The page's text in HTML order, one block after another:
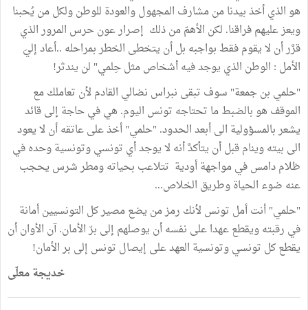
هو الذي أخذ بيدنا من مشارف المجهول والعودة للوطن ولكل من يُحبنا
ويعز عليهم فراقنا. لكن الأهمّ من ذلك إصرار عون حرس المرور الذي
قرَّر أن لا يقوم فقط بواجبه بل أن يتخطى الخطر بمراحله ..أعاد إليَ
الأمل : الوطن الذي يوجد فيه أشخاص مثل حِلمي" لن يندثر!
"حلمي بن جمعة" سوف تبقى نبراس نضالي القادم لأن تعاملك مع
الموقف هو بالضبط ما تحتاجه تونس اليوم. هي في حاجة إلى قائد
يشعر بالمسؤولية الى أبعد الحدود. "حلمي" أخذ على عاتقه أن لا يعود
الى بيته وينام قبل أن يتأكدَّ أنه لا يوجد أي تونسي وتونسية وحده في
ظلام دامس في مواجهة أودية تتلاعب بحياته ومطر شرس يحجب
عنه ضوء الحياة وطريق الخلاص...
"حلمي" أنت أمل تونس لأنك رمز من يضع مصير كل التونسيين أمانة
في رقبته ويقطع عهدا على نفسه أن يوصلهم إلى برّ الأمان. آن الأوان أن
يقطع كل تونسي وتونسية العهد على إيصال تونس إلى بر الأمان!
خديجة معلّى